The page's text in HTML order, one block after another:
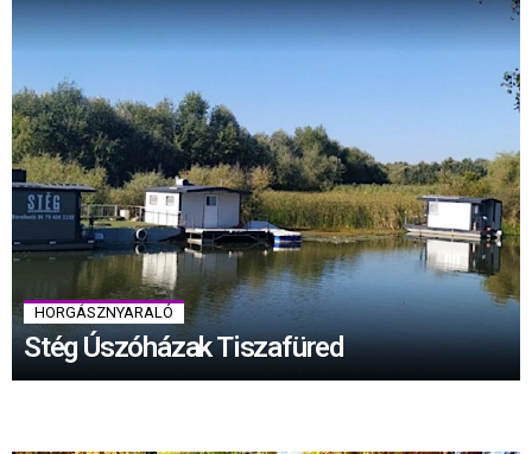
HORGÁSZNYARALÓ
Stég Úszóházak Tiszafüred